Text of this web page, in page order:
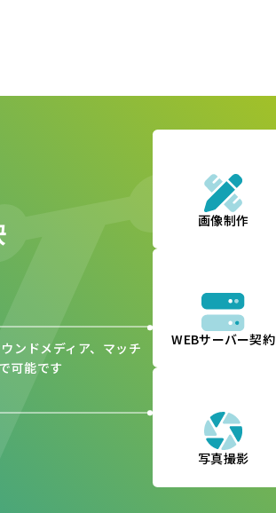
ンドメディア、マッチ
可能です
画像制作
WEBサーバー契約
写真撮影